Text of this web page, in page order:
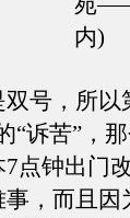
内)
号，所以
“诉苦”，
点钟出门
，而且因